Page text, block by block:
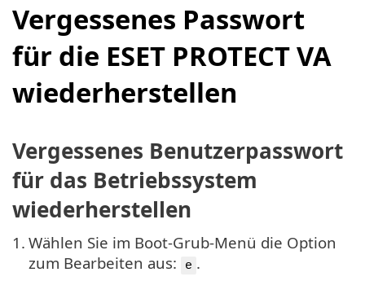
Vergessenes Passwort
für die ESET PROTECT VA
wiederherstellen
Vergessenes Benutzerpasswort
für das Betriebssystem
wiederherstellen
1. Wählen Sie im Boot-Grub-Menü die Option
zum Bearbeiten aus:
e .